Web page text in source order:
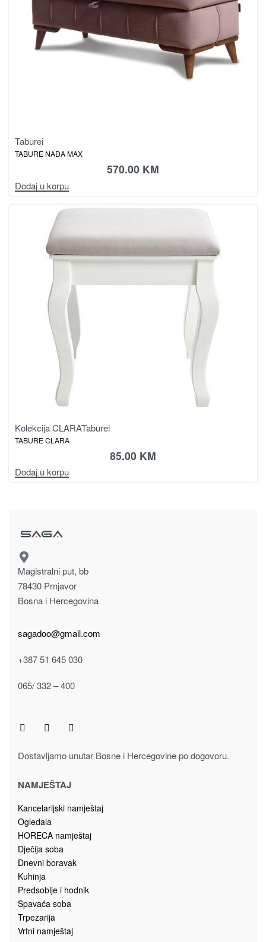
Taburei
TABURE NAĐA MAX
570.00 KM
Dodaj u korpu
Kolekcija CLARATaburei
TABURE CLARA
85.00 KM
Dodaj u korpu
Magistralni put, bb
78430 Prnjavor
Bosna i Hercegovina
sagadoo@gmail.com
+387 51 645 030
065/ 332 – 400
Dostavljamo unutar Bosne i Hercegovine po dogovoru.
NAMJEŠTAJ
Kancelarijski namještaj
Ogledala
HORECA namještaj
Dječija soba
Dnevni boravak
Kuhinja
Predsoblje i hodnik
Spavaća soba
Trpezarija
Vrtni namještaj